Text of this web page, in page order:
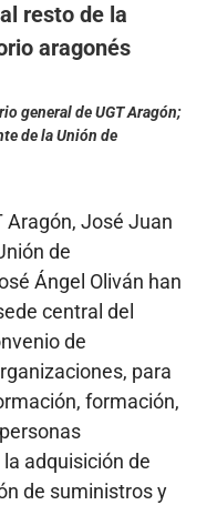
resto de la
aragonés
general de UGT Aragón;
de la Unión de
Aragón, José Juan
de
Ángel Oliván han
central del
de
para
formación,
adquisición de
de suministros y